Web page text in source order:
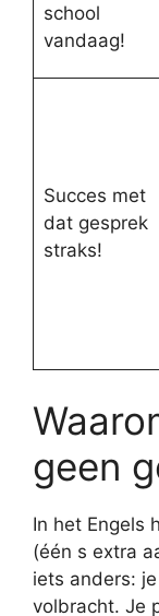
school
vandaag!
Succes met
dat gesprek
straks!
geen
In het Engels
(één s extra
iets anders:
volbracht. Je